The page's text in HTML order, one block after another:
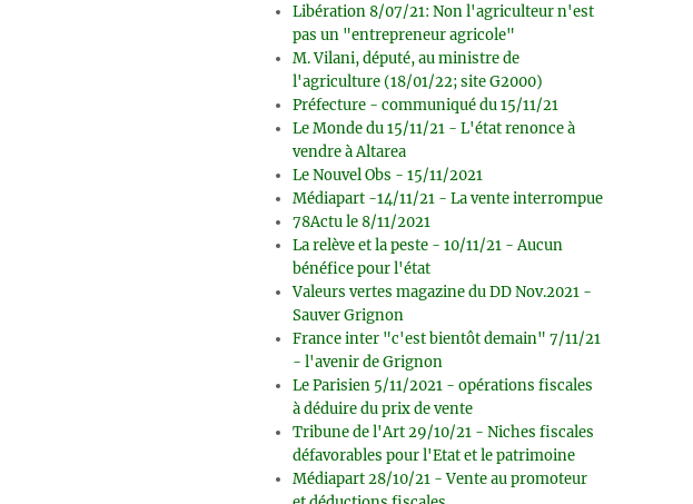
Libération 8/07/21: Non l'agriculteur n'est
pas un "entrepreneur agricole"
M. Vilani, député, au ministre de
l'agriculture (18/01/22; site G2000)
Préfecture - communiqué du 15/11/21
Le Monde du 15/11/21 - L'état renonce à
vendre à Altarea
Le Nouvel Obs - 15/11/2021
Médiapart -14/11/21 - La vente interrompue
78Actu le 8/11/2021
La relève et la peste - 10/11/21 - Aucun
bénéfice pour l'état
Valeurs vertes magazine du DD Nov.2021 -
Sauver Grignon
France inter "c'est bientôt demain" 7/11/21
- l'avenir de Grignon
Le Parisien 5/11/2021 - opérations fiscales
à déduire du prix de vente
Tribune de l'Art 29/10/21 - Niches fiscales
défavorables pour l'Etat et le patrimoine
Médiapart 28/10/21 - Vente au promoteur